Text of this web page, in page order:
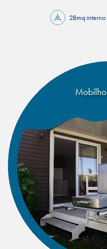
28mq